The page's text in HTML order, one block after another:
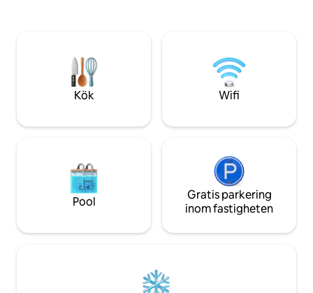
och bil är
Kök Wifi
Pool
Gratis parkering
inom fastigheten